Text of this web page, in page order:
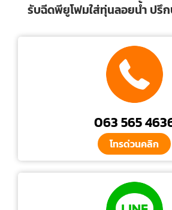
รับฉีดพียูโฟมใส่ทุ่นลอยน้ำ ปรึก
063 565
โทรด่วนคลิก